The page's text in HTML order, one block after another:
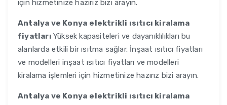
için hizmetinize hazırız bizi arayın.
Antalya ve Konya elektrikli ısıtıcı kiralama
fiyatları Yüksek kapasiteleri ve dayanıklılıkları bu
alanlarda etkili bir ısıtma sağlar. İnşaat ısıtıcı fiyatları
ve modelleri inşaat ısıtıcı fiyatları ve modelleri
kiralama işlemleri için hizmetinize hazırız bizi arayın.
Antalya ve Konya elektrikli ısıtıcı kiralama